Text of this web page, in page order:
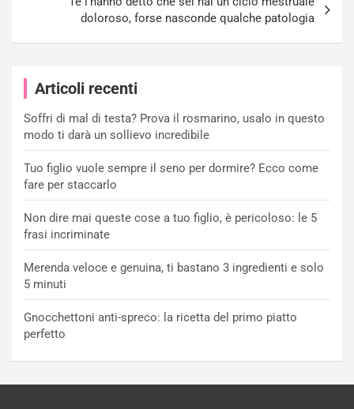
doloroso, forse nasconde qualche patologia
Articoli recenti
Soffri di mal di testa? Prova il rosmarino, usalo in questo
modo ti darà un sollievo incredibile
Tuo figlio vuole sempre il seno per dormire? Ecco come
fare per staccarlo
Non dire mai queste cose a tuo figlio, è pericoloso: le 5
frasi incriminate
Merenda veloce e genuina, ti bastano 3 ingredienti e solo
5 minuti
Gnocchettoni anti-spreco: la ricetta del primo piatto
perfetto